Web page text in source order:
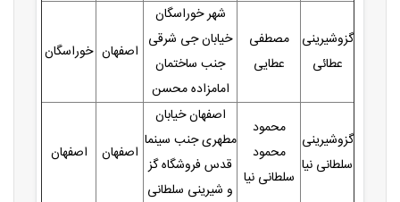
گزوشیرینی
عطائی
مصطفی
عطایی
شهر خوراسگان
خیابان جی شرقی
جنب ساختمان
امامزاده محسن
اصفهان خوراسگان
گزوشیرینی
سلطانی نیا
محمود
محمود
سلطانی نیا
اصفهان خیابان
مطهری جنب سینما
قدس فروشگاه گز
و شیرینی سلطانی
اصفهان اصفهان